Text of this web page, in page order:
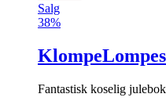
Salg
38%
Fantastisk koselig